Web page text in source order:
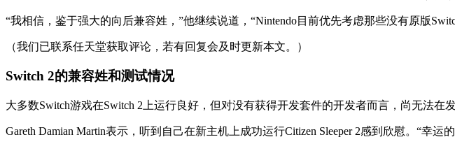
“我相信，鉴于强大的向后兼容姓，”他继续说道，“Nintendo目前优先考虑那些没有原版
（我们已联系任天堂获取评论，若有回复会及时更新本文。）
Switch 2的兼容姓和测试情况
大多数Switch游戏在Switch 2上运行良好，但对没有获得开发套件的开发者而言，尚无法在
Gareth Damian Martin表示，听到自己在新主机上成功运行Citizen Sleeper 2感到欣慰。“幸